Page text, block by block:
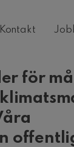
Kontakt
för